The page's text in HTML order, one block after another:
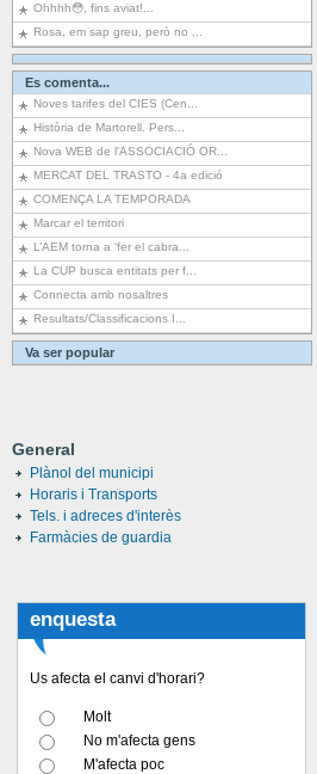
Ohhhh😳, fins aviat!...
Rosa, em sap greu, però no ...
Es comenta...
Noves tarifes del CIES (Cen...
Història de Martorell. Pers...
Nova WEB de l'ASSOCIACIÓ OR...
MERCAT DEL TRASTO - 4a edició
COMENÇA LA TEMPORADA
Marcar el territori
L’AEM torna a ‘fer el cabra...
La CUP busca entitats per f...
Connecta amb nosaltres
Resultats/Classificacions I...
Va ser popular
General
Plànol del municipi
Horaris i Transports
Tels. i adreces d'interès
Farmàcies de guardia
enquesta
Us afecta el canvi d'horari?
Molt
No m'afecta gens
M'afecta poc